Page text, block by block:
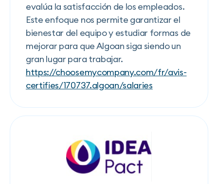
evalúa la satisfacción de los empleados.
Este enfoque nos permite garantizar el
bienestar del equipo y estudiar formas de
mejorar para que Algoan siga siendo un
gran lugar para trabajar.
https://choosemycompany.com/fr/avis-
certifies/170737.algoan/salaries